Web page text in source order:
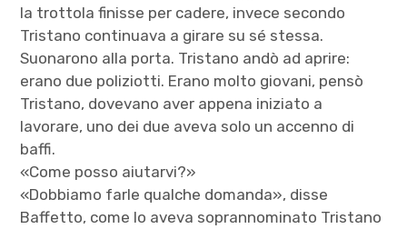
la trottola finisse per cadere, invece secondo
Tristano continuava a girare su sé stessa.
Suonarono alla porta. Tristano andò ad aprire:
erano due poliziotti. Erano molto giovani, pensò
Tristano, dovevano aver appena iniziato a
lavorare, uno dei due aveva solo un accenno di
baffi.
«Come posso aiutarvi?»
«Dobbiamo farle qualche domanda», disse
Baffetto, come lo aveva soprannominato Tristano